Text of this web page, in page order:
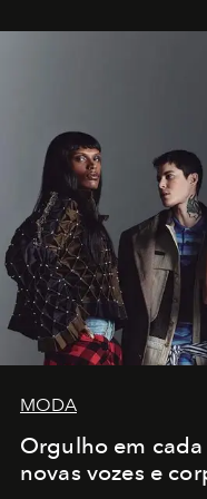
MODA
Orgulho em
novas vozes e